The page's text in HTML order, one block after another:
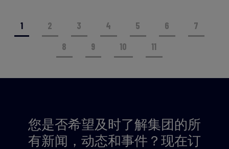
1 2 3 4 5 6
7
8
9 10 11
您是否希望及时了解集团的所
有新闻，动态和事件？现在订